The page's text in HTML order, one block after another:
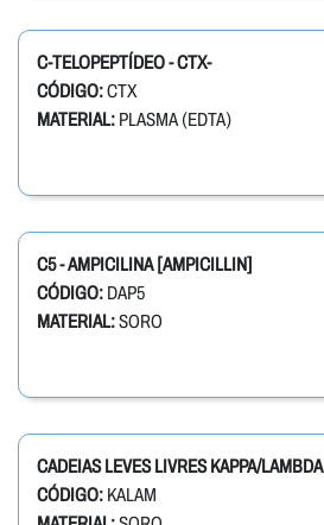
C-TELOPEPTÍDEO - CTX-
CÓDIGO:CTX
MATERIAL: PLASMA (EDTA)
C5 - AMPICILINA [AMPICILLIN]
CÓDIGO: DAP5
MATERIAL:SORO
CADEIAS LEVES LIVRES KAPPA/LAMBDA
CÓDIGO: KALAM